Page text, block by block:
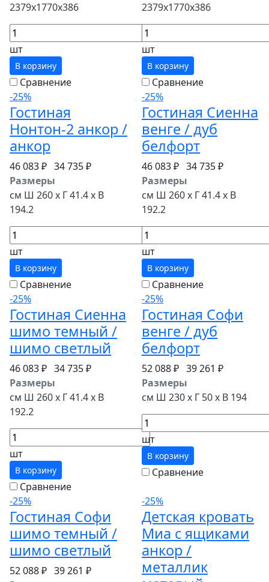
2379x1770x386
шт
В корзину
Сравнение
2379x1770x386
шт
В корзину
Сравнение
-25%
Гостиная
Нонтон-2 анкор /
анкор
46 083 ₽ 34 735 ₽
Размеры
см Ш 260 x Г 41.4 x В
194.2
шт
В корзину
Сравнение
-25%
Гостиная Сиенна
венге / дуб
белфорт
46 083 ₽ 34 735 ₽
Размеры
см Ш 260 x Г 41.4 x В
192.2
шт
В корзину
Сравнение
-25%
Гостиная Сиенна
шимо темный /
шимо светлый
46 083 ₽ 34 735 ₽
Размеры
см Ш 260 x Г 41.4 x В
192.2
шт
В корзину
Сравнение
-25%
Гостиная Софи
венге / дуб
белфорт
52 088 ₽ 39 261 ₽
Размеры
см Ш 230 x Г 50 x В 194
шт
В корзину
Сравнение
-25%
Гостиная Софи
шимо темный /
шимо светлый
52 088 ₽ 39 261 ₽
-25%
Детская кровать
Миа с ящиками
анкор /
металлик